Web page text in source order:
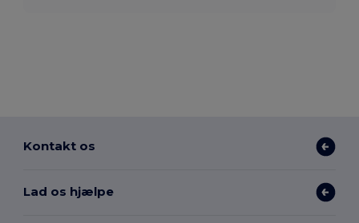
Kontakt os
Lad os hjælpe